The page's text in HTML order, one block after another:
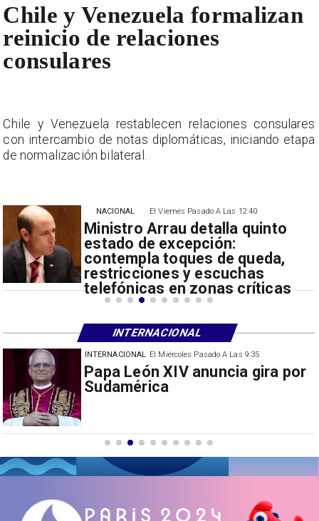
El Miércoles Pasado A Las 9:35
China restringe exportación de
drones a EEUU y sanciona
INTERNACIONAL
El Viernes Pasado A Las 12:40
Ministro Arrau detalla quinto
estado de excepción:
contempla toques de queda,
restricciones y escuchas
telefónicas en zonas críticas
NACIONAL
Chile y Venezuela formalizan
reinicio de relaciones
consulares
Chile y Venezuela restablecen relaciones consulares
con intercambio de notas diplomáticas, iniciando etapa
de normalización bilateral.
INTERNACIONAL